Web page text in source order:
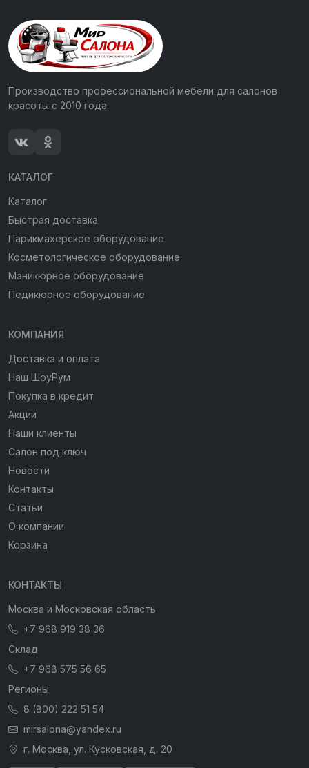
Производство профессиональной мебели для салонов
красоты с 2010 года.
КАТАЛОГ
Каталог
Быстрая доставка
Парикмахерское оборудование
Косметологическое оборудование
Маникюрное оборудование
Педикюрное оборудование
КОМПАНИЯ
Доставка и оплата
Наш ШоуРум
Покупка в кредит
Акции
Наши клиенты
Салон под ключ
Новости
Контакты
Статьи
О компании
Корзина
КОНТАКТЫ
Москва и Московская область
+7 968 919 38 36
Склад
+7 968 575 56 65
Регионы
8 (800) 222 51 54
mirsalona@yandex.ru
г. Москва, ул. Кусковская, д. 20